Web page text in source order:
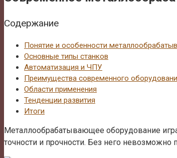
Содержание
Понятие и особенности
Основные типы станков
Автоматизация и ЧПУ
Преимущества современного
Области применения
Тенденции развития
Итоги
Металлообрабатывающее оборудование
точности и прочности. Без него